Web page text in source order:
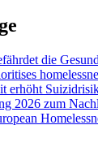
die
erhöht
2026 zum